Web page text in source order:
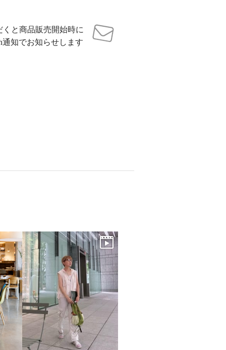
くと商品販売開始時に
通知でお知らせします